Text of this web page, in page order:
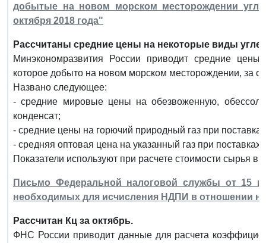
добытые на новом морском месторождении
октября 2018 года"
Рассчитаны средние цены на некоторые виды
Минэкономразвития России приводит средние
которое добыто на новом морском месторождении, за
Названо следующее:
- средние мировые цены на обезвоженную,
конденсат;
- средние цены на горючий природный газ при
- средняя оптовая цена на указанный газ при
Показатели используют при расчете стоимости сырья
Письмо Федеральной налоговой службы от 15
необходимых для исчисления НДПИ в отношении
Рассчитан Кц за октябрь.
ФНС России приводит данные для расчета